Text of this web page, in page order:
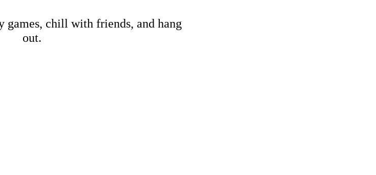
games, chill with friends, and hang
out.